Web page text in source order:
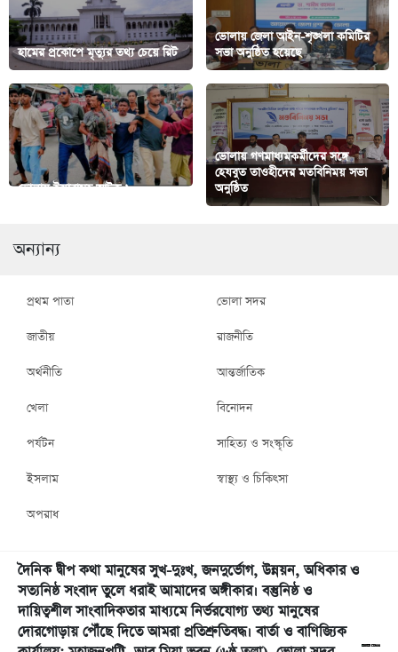
হামের প্রকোপে মৃত্যুর তথ্য চেয়ে রিট
ভোলায় জেলা আইন-শৃঙ্খলা কমিটির
সভা অনুষ্ঠিত হয়েছে
ভোলায় ইয়াবাসহ আটক ১
ভোলায় গণমাধ্যমকর্মীদের সঙ্গে
হেযবুত তাওহীদের মতবিনিময় সভা
অনুষ্ঠিত
অন্যান্য
প্রথম পাতা ভোলা সদর
জাতীয় রাজনীতি
অর্থনীতি আন্তর্জাতিক
খেলা বিনোদন
পর্যটন সাহিত্য ও সংস্কৃতি
ইসলাম স্বাস্থ্য ও চিকিৎসা
অপরাধ
দৈনিক দ্বীপ কথা মানুষের সুখ-দুঃখ, জনদুর্ভোগ, উন্নয়ন, অধিকার ও
সত্যনিষ্ঠ সংবাদ তুলে ধরাই আমাদের অঙ্গীকার। বস্তুনিষ্ঠ ও
দায়িত্বশীল সাংবাদিকতার মাধ্যমে নির্ভরযোগ্য তথ্য মানুষের
দোরগোড়ায় পৌঁছে দিতে আমরা প্রতিশ্রুতিবদ্ধ। বার্তা ও বাণিজ্যিক